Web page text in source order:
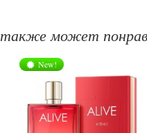
может
New!